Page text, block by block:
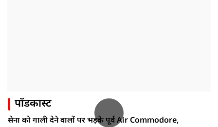
पॉडकास्ट
सेना को गाली देने वालों पर भड़के पूर्व Air Commodore,